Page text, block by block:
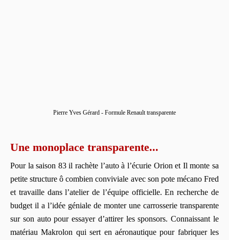
Pierre Yves Gérard - Formule Renault transparente
Une monoplace transparente...
Pour la saison 83 il rachète l’auto à l’écurie Orion et Il monte sa
petite structure ô combien conviviale avec son pote mécano Fred
et travaille dans l’atelier de l’équipe officielle. En recherche de
budget il a l’idée géniale de monter une carrosserie transparente
sur son auto pour essayer d’attirer les sponsors. Connaissant le
matériau Makrolon qui sert en aéronautique pour fabriquer les